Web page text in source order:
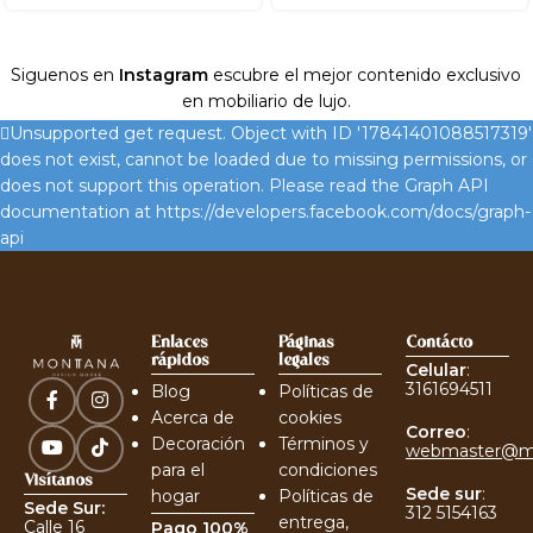
Siguenos en Instagram escubre el mejor contenido exclusivo
en mobiliario de lujo.
Unsupported get request. Object with ID '17841401088517319'
does not exist, cannot be loaded due to missing permissions, or
does not support this operation. Please read the Graph API
documentation at https://developers.facebook.com/docs/graph-
api
Visítanos
Sede Sur:
Calle 16
Enlaces
rápidos
Blog
Acerca de
Decoración
para el
hogar
Pago 100%
Páginas
legales
Políticas de
cookies
Términos y
condiciones
Políticas de
entrega,
Contácto
Celular:
3161694511
Correo:
Sede sur:
312 5154163